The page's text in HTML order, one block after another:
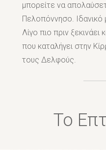
μπορείτε να
Πελοπόννησο. Ιδανικό
Λίγο πιο πριν ξεκινάει
που καταλήγει στην
τους Δελφούς.
Το